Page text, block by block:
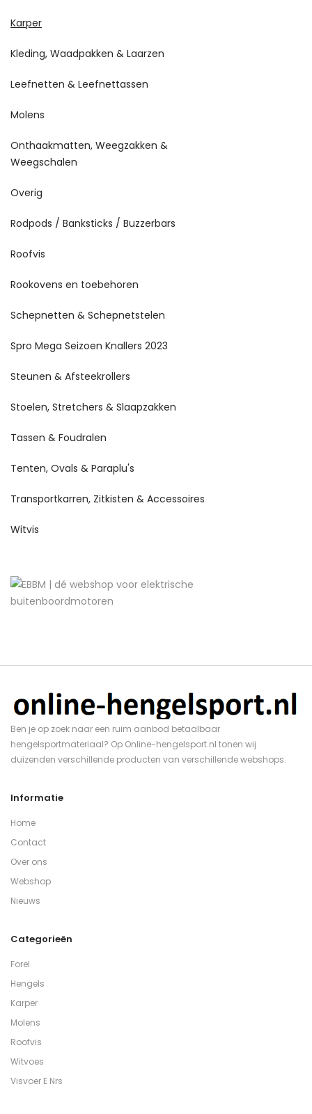
Karper
Kleding, Waadpakken & Laarzen
Leefnetten & Leefnettassen
Molens
Onthaakmatten, Weegzakken &
Weegschalen
Overig
Rodpods / Banksticks / Buzzerbars
Roofvis
Rookovens en toebehoren
Schepnetten & Schepnetstelen
Spro Mega Seizoen Knallers 2023
Steunen & Afsteekrollers
Stoelen, Stretchers & Slaapzakken
Tassen & Foudralen
Tenten, Ovals & Paraplu's
Transportkarren, Zitkisten & Accessoires
Witvis
Ben je op zoek naar een ruim aanbod betaalbaar
hengelsportmateriaal? Op Online-hengelsport.nl tonen wij
duizenden verschillende producten van verschillende webshops.
Informatie
Home
Contact
Over ons
Webshop
Nieuws
Categorieën
Forel
Hengels
Karper
Molens
Roofvis
Witvoes
Visvoer E Nrs